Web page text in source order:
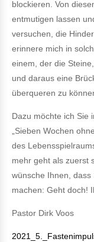
blockieren. Von
entmutigen lassen
versuchen, die
erinnere mich in
einem, der die
und daraus eine
überqueren zu
Dazu möchte ich Sie
„Sieben Wochen
des
mehr geht als zuerst
wünsche Ihnen,
machen: Geht doch!
Pastor Dirk Voos